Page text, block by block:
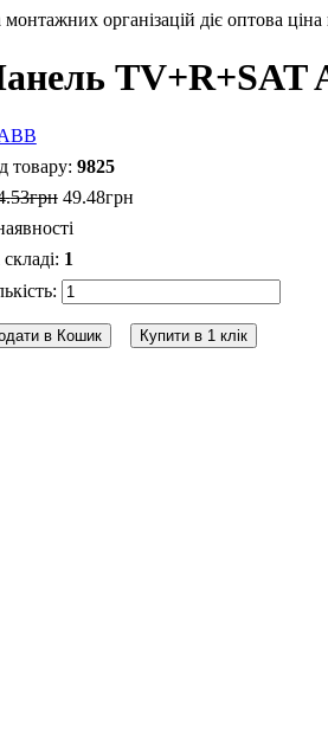
організацій діє оптова ціна
TV+R+SAT
9825
.53грн 49.48грн
1
в Кошик Купити в 1 клік